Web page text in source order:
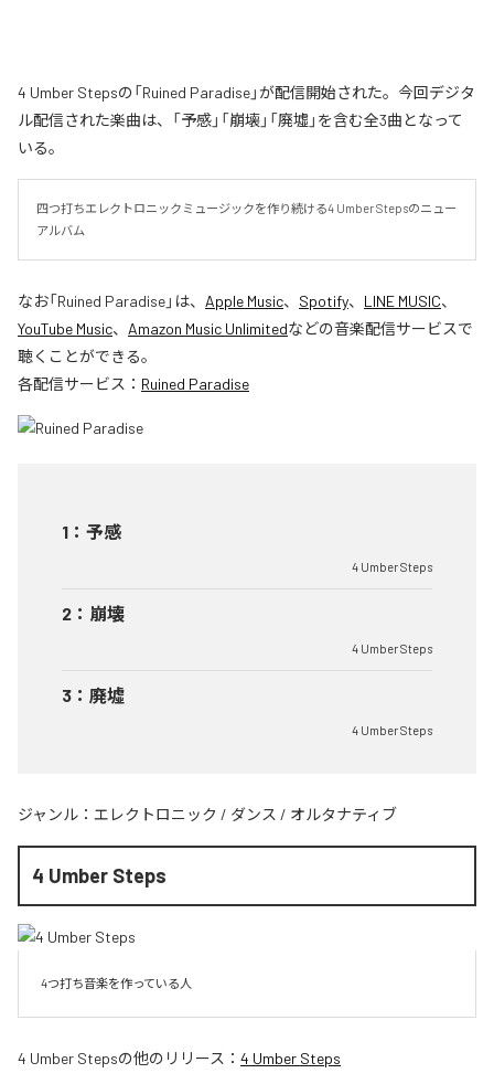
4 Umber Stepsの「Ruined Paradise」が配信開始された。今回デジタ
ル配信された楽曲は、「予感」「崩壊」「廃墟」を含む全3曲となって
いる。
四つ打ちエレクトロニックミュージックを作り続ける4 Umber Stepsのニュー
アルバム
なお「Ruined Paradise」は、 Apple Music、 Spotify、 LINE MUSIC、
YouTube Music、 Amazon Music Unlimitedなどの音楽配信サービスで
聴くことができる。
各配信サービス： Ruined Paradise
1 ： 予感
4 Umber Steps
2 ： 崩壊
4 Umber Steps
3 ： 廃墟
4 Umber Steps
ジャンル： エレクトロニック / ダンス / オルタナティブ
4 Umber Steps
4つ打ち音楽を作っている人
4 Umber Stepsの他のリリース： 4 Umber Steps